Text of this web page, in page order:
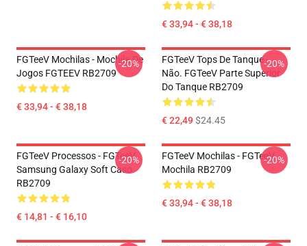
€ 33,94 - € 38,18
FGTeeV Mochilas - Mochila De
Jogos FGTEEV RB2709
€ 33,94 - € 38,18
-20%
FGTeeV Tops De Tanque -
Não. FGTeeV Parte Superior
Do Tanque RB2709
€ 22,49$24.45
-20%
FGTeeV Processos - FGTeeV
Samsung Galaxy Soft Caso
RB2709
€ 14,81 - € 16,10
-20%
FGTeeV Mochilas - FGTeeV
Mochila RB2709
€ 33,94 - € 38,18
-20%